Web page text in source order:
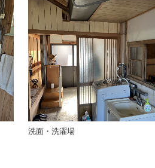
洗面・洗濯場